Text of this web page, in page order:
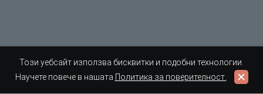
Този уебсайт използва бисквитки и подобни технологии.
Научете повече в нашата Политика за поверителност.